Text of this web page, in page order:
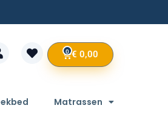
€ 0,00
0
Matrassen